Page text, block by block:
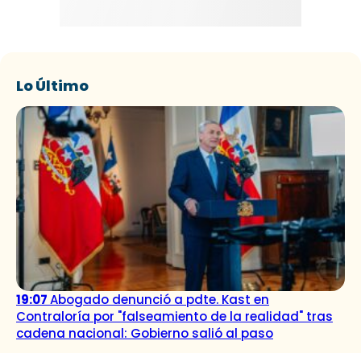
Lo Último
19:07Abogado denunció a pdte. Kast en
Contraloría por "falseamiento de la realidad" tras
cadena nacional: Gobierno salió al paso